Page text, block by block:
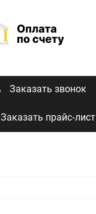
Заказать звонок
Заказать прайс-лист